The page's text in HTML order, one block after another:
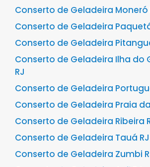
Conserto de Geladeira Moneró
Conserto de Geladeira
Conserto de Geladeira
Conserto de Geladeira Ilha do
RJ
Conserto de Geladeira
Conserto de Geladeira Praia
Conserto de Geladeira Ribeira
Conserto de Geladeira Tauá RJ
Conserto de Geladeira Zumbi